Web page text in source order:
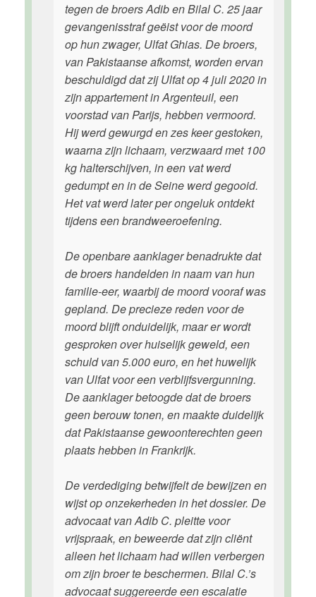
tegen de broers Adib en Bilal C. 25 jaar
gevangenisstraf geëist voor de moord
op hun zwager, Ulfat Ghias. De broers,
van Pakistaanse afkomst, worden ervan
beschuldigd dat zij Ulfat op 4 juli 2020 in
zijn appartement in Argenteuil, een
voorstad van Parijs, hebben vermoord.
Hij werd gewurgd en zes keer gestoken,
waarna zijn lichaam, verzwaard met 100
kg halterschijven, in een vat werd
gedumpt en in de Seine werd gegooid.
Het vat werd later per ongeluk ontdekt
tijdens een brandweeroefening.
De openbare aanklager benadrukte dat
de broers handelden in naam van hun
familie-eer, waarbij de moord vooraf was
gepland. De precieze reden voor de
moord blijft onduidelijk, maar er wordt
gesproken over huiselijk geweld, een
schuld van 5.000 euro, en het huwelijk
van Ulfat voor een verblijfsvergunning.
De aanklager betoogde dat de broers
geen berouw tonen, en maakte duidelijk
dat Pakistaanse gewoonterechten geen
plaats hebben in Frankrijk.
De verdediging betwijfelt de bewijzen en
wijst op onzekerheden in het dossier. De
advocaat van Adib C. pleitte voor
vrijspraak, en beweerde dat zijn cliënt
alleen het lichaam had willen verbergen
om zijn broer te beschermen. Bilal C.’s
advocaat suggereerde een escalatie